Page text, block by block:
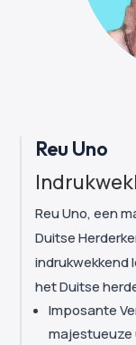
Reu Uno
Reu Uno, een
Duitse
indrukwekkend
het Duitse
Imposante
majestueuze